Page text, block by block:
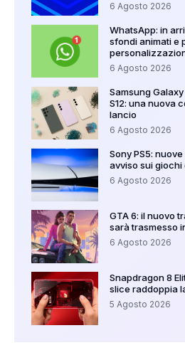
6 Agosto 2026
WhatsApp: in
sfondi animati e
6 Agosto 2026
Samsung Galaxy
S12: una nuova
lancio
6 Agosto 2026
Sony PS5:
avviso sui
6 Agosto 2026
GTA 6: il nuovo
sarà trasmesso
6 Agosto 2026
Snapdragon 8
slice raddoppia
5 Agosto 2026